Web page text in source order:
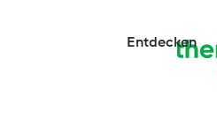
Entdecken